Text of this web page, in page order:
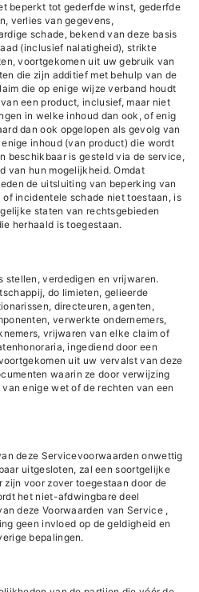
beperkt tot gederfde winst, gederfde
verlies van gegevens,
schade, bekend van deze basis
(inclusief nalatigheid), strikte
voortgekomen uit uw gebruik van
die zijn additief met behulp van de
die op enige wijze verband houdt
een product, inclusief, maar niet
in welke inhoud dan ook, of enig
dan ook opgelopen als gevolg van
inhoud (van product) die wordt
beschikbaar is gesteld via de service,
van hun mogelijkheid. Omdat
de uitsluiting van beperking van
incidentele schade niet toestaan, is
staten van rechtsgebieden
herhaald is toegestaan.
stellen, verdedigen en vrijwaren.
do limieten, gelieerde
directeuren, agenten,
verwerkte ondernemers,
vrijwaren van elke claim of
ingediend door een
uit uw vervalst van deze
waarin ze door verwijzing
enige wet of de rechten van een
deze Servicevoorwaarden onwettig
uitgesloten, zal een soortgelijke
voor zover toegestaan ​​door de
het niet-afdwingbare deel
deze Voorwaarden van Service ,
geen invloed op de geldigheid en
bepalingen.